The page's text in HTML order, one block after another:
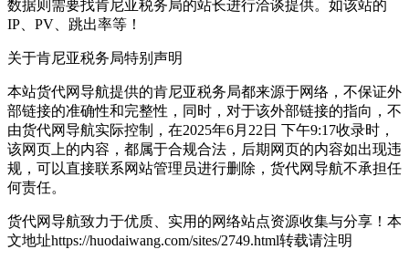
数据则需要找肯尼亚税务局的站长进行洽谈提供。如该站的
IP、PV、跳出率等！
关于肯尼亚税务局特别声明
本站货代网导航提供的肯尼亚税务局都来源于网络，不保证外
部链接的准确性和完整性，同时，对于该外部链接的指向，不
由货代网导航实际控制，在2025年6月22日 下午9:17收录时，
该网页上的内容，都属于合规合法，后期网页的内容如出现违
规，可以直接联系网站管理员进行删除，货代网导航不承担任
何责任。
货代网导航致力于优质、实用的网络站点资源收集与分享！ 本
文地址https://huodaiwang.com/sites/2749.html转载请注明